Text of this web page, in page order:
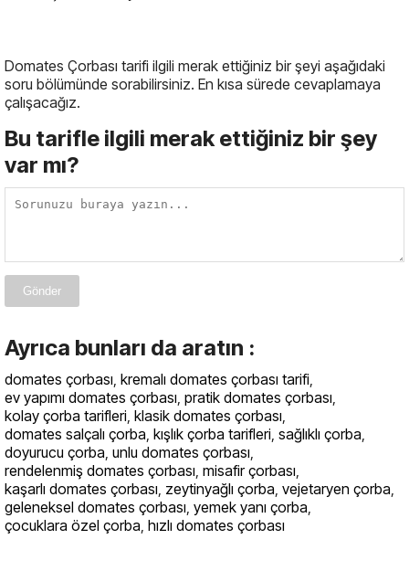
Domates Çorbası tarifi ilgili merak ettiğiniz bir şeyi aşağıdaki
soru bölümünde sorabilirsiniz. En kısa sürede cevaplamaya
çalışacağız.
Bu tarifle ilgili merak ettiğiniz bir şey
var mı?
Gönder
Ayrıca bunları da aratın :
domates çorbası, kremalı domates çorbası tarifi,
ev yapımı domates çorbası, pratik domates çorbası,
kolay çorba tarifleri, klasik domates çorbası,
domates salçalı çorba, kışlık çorba tarifleri, sağlıklı çorba,
doyurucu çorba, unlu domates çorbası,
rendelenmiş domates çorbası, misafir çorbası,
kaşarlı domates çorbası, zeytinyağlı çorba, vejetaryen çorba,
geleneksel domates çorbası, yemek yanı çorba,
çocuklara özel çorba, hızlı domates çorbası